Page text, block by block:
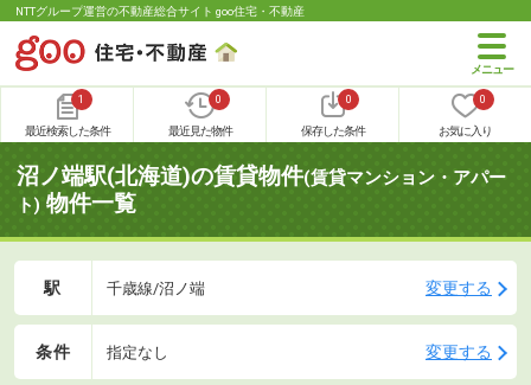
NTTグループ運営の不動産総合サイト goo住宅・不動産
1
最近検索した条件
0
最近見た物件
0
保存した条件
0
お気に入り
沼ノ端駅(北海道)の賃貸物件(賃貸マンション・アパー
ト) 物件一覧
駅 千歳線/沼ノ端 変更する
条件 指定なし 変更する